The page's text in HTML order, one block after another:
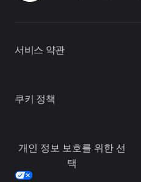
서비스 약관
쿠키 정책
개인 정보 보호를 위한 선
택